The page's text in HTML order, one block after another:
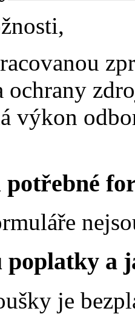
výkon
potřebné
poplatky a
je